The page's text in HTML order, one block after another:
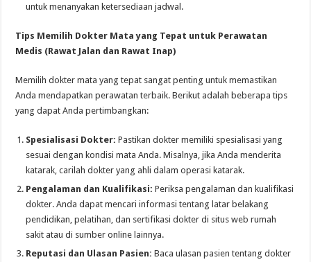
untuk menanyakan ketersediaan jadwal.
Tips Memilih Dokter Mata yang Tepat untuk Perawatan
Medis (Rawat Jalan dan Rawat Inap)
Memilih dokter mata yang tepat sangat penting untuk memastikan
Anda mendapatkan perawatan terbaik. Berikut adalah beberapa tips
yang dapat Anda pertimbangkan:
Spesialisasi Dokter: Pastikan dokter memiliki spesialisasi yang
sesuai dengan kondisi mata Anda. Misalnya, jika Anda menderita
katarak, carilah dokter yang ahli dalam operasi katarak.
Pengalaman dan Kualifikasi: Periksa pengalaman dan kualifikasi
dokter. Anda dapat mencari informasi tentang latar belakang
pendidikan, pelatihan, dan sertifikasi dokter di situs web rumah
sakit atau di sumber online lainnya.
Reputasi dan Ulasan Pasien: Baca ulasan pasien tentang dokter